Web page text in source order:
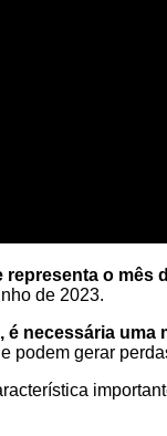
representa o mês
de 2023.
necessária
podem gerar